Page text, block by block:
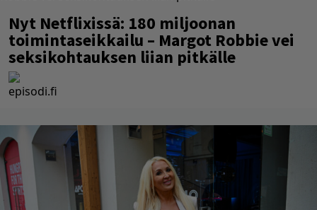
Nyt Netflixissä: 180 miljoonan
toimintaseikkailu – Margot Robbie vei
seksikohtauksen liian pitkälle